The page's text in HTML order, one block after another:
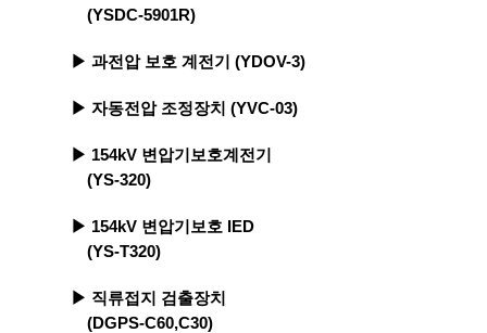
(YSDC-5901R)
▶ 과전압 보호 계전기 (YDOV-3)
▶ 자동전압 조정장치 (YVC-03)
▶ 154kV 변압기보호계전기
(YS-320)
▶ 154kV 변압기보호 IED
(YS-T320)
▶ 직류접지 검출장치
(DGPS-C60,C30)